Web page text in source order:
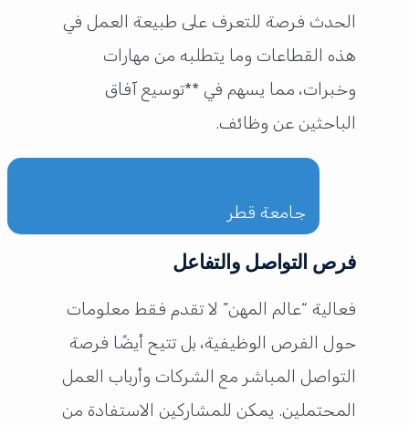
الحدث فرصة للتعرف على طبيعة العمل في
هذه القطاعات وما يتطلبه من مهارات
وخبرات، مما يسهم في **توسيع آفاق
الباحثين عن وظائف.
جامعة قطر
فرص التواصل والتفاعل
فعالية “عالم المهن” لا تقدم فقط معلومات
حول الفرص الوظيفية، بل تتيح أيضًا فرصة
التواصل المباشر مع الشركات وأرباب العمل
المحتملين. يمكن للمشاركين الاستفادة من